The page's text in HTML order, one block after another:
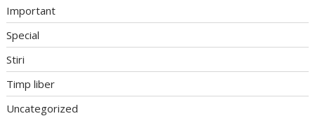
Important
Special
Stiri
Timp liber
Uncategorized